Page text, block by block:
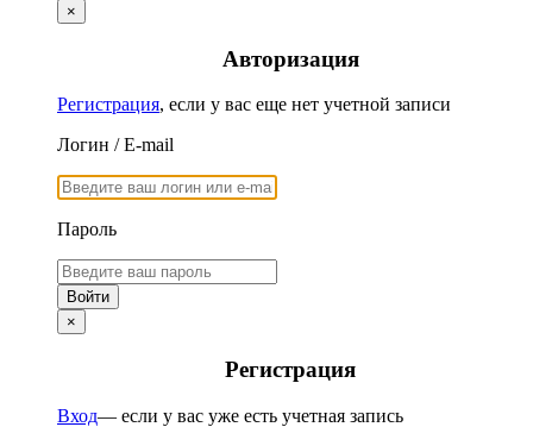
×
Авторизация
Регистрация, если у вас еще нет учетной записи
Логин / E-mail
Пароль
×
Регистрация
Вход— если у вас уже есть учетная запись